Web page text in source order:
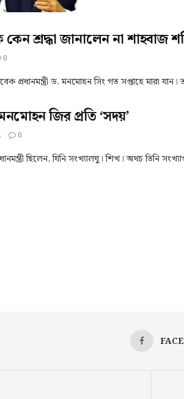
শ্রদ্ধা জানালেন না শাহবাজ
0
প্রধানমন্ত্রী ড. মনমোহন সিং গত সপ্তাহে মারা
জির প্রতি ‘সদয়’
0
ছিলেন, যিনি সংখ্যালঘু। শিখ। অথচ তিনি